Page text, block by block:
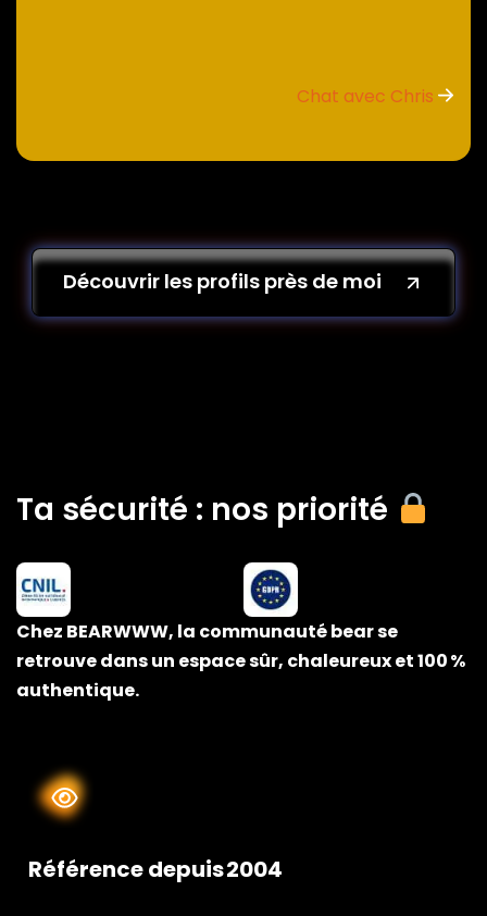
Chat avec Chris
Découvrir les profils près de moi
Ta sécurité : nos priorité
Chez BEARWWW, la communauté bear se
retrouve dans un espace sûr, chaleureux et 100 %
authentique.
Référence depuis 2004